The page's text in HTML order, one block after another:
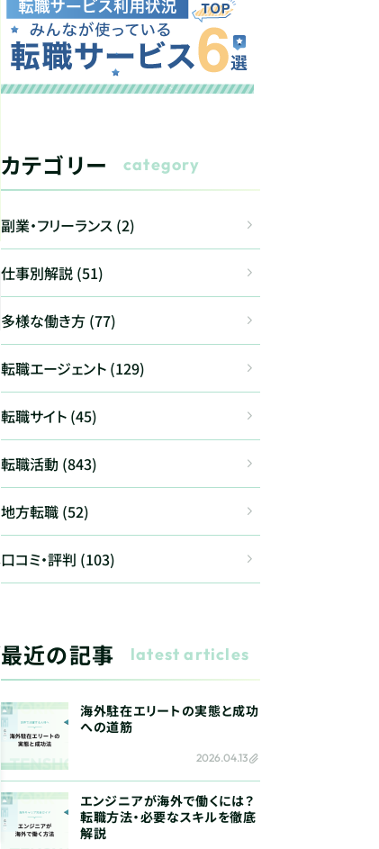
カテゴリー category
副業・フリーランス (2)
仕事別解説 (51)
多様な働き方 (77)
転職エージェント (129)
転職サイト (45)
転職活動 (843)
地方転職 (52)
口コミ・評判 (103)
最近の記事 latest articles
海外駐在エリートの実態と成功
への道筋
2026.04.13
エンジニアが海外で働くには？
転職方法・必要なスキルを徹底
解説